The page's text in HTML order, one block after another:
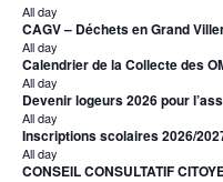
All day
CAGV – Déchets en Grand
All day
Calendrier de la Collecte des
All day
Devenir logeurs 2026 pour
All day
Inscriptions scolaires 2026/
All day
CONSEIL CONSULTATIF